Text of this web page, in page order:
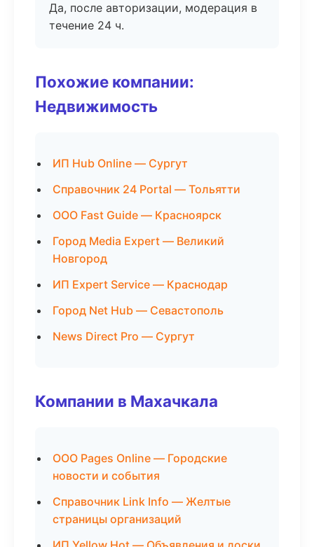
Да, после авторизации, модерация в
течение 24 ч.
Похожие компании:
Недвижимость
ИП Hub Online — Сургут
Справочник 24 Portal — Тольятти
ООО Fast Guide — Красноярск
Город Media Expert — Великий
Новгород
ИП Expert Service — Краснодар
Город Net Hub — Севастополь
News Direct Pro — Сургут
Компании в Махачкала
ООО Pages Online — Городские
новости и события
Справочник Link Info — Желтые
страницы организаций